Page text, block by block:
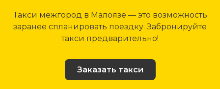
Такси межгород в Малоязе — это возможность
заранее спланировать поездку. Забронируйте
такси предварительно!
Заказать такси